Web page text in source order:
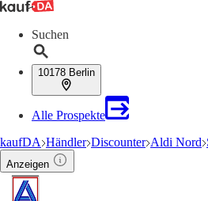
Suchen
10178 Berlin
Alle Prospekte
kaufDA Händler Discounter Aldi Nord
Anzeigen